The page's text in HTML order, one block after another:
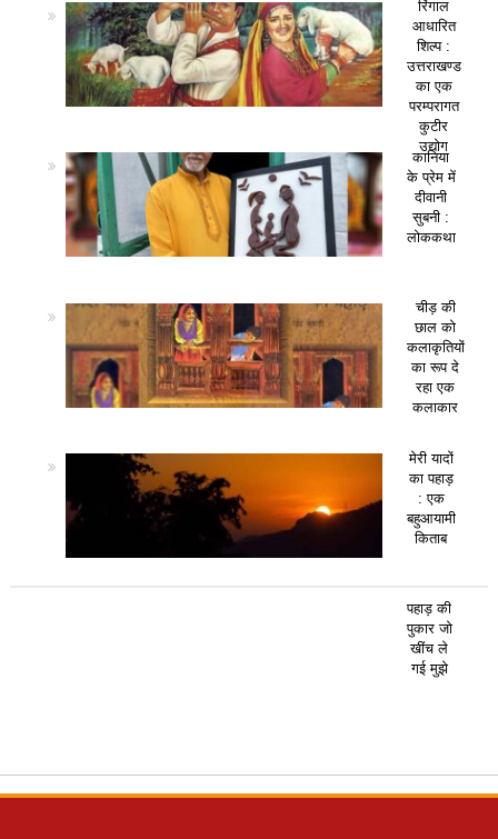
रिंगाल
आधारित
शिल्प :
उत्तराखण्ड
का एक
परम्परागत
कुटीर
उद्योग
कानिया
के प्रेम में
दीवानी
सुबनी :
लोककथा
चीड़ की
छाल को
कलाकृतियों
का रूप दे
रहा एक
कलाकार
मेरी यादों
का पहाड़
: एक
बहुआयामी
किताब
पहाड़ की
पुकार जो
खींच ले
गई मुझे